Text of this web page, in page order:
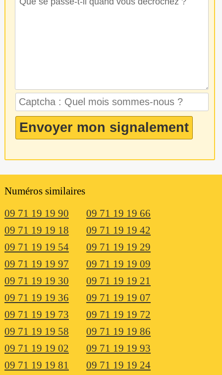
Numéros similaires
09 71 19 19 90
09 71 19 19 66
09 71 19 19 18
09 71 19 19 42
09 71 19 19 54
09 71 19 19 29
09 71 19 19 97
09 71 19 19 09
09 71 19 19 30
09 71 19 19 21
09 71 19 19 36
09 71 19 19 07
09 71 19 19 73
09 71 19 19 72
09 71 19 19 58
09 71 19 19 86
09 71 19 19 02
09 71 19 19 93
09 71 19 19 81
09 71 19 19 24